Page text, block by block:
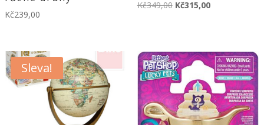
Kč239,00
Kč349,00 Původní
Kč349,00.
Kč315,00Aktuální
Kč315,00.
Sleva!